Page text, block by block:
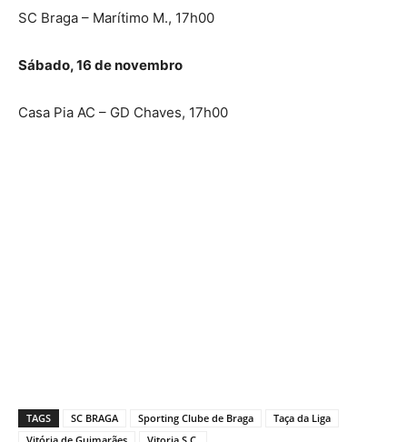
SC Braga – Marítimo M., 17h00
Sábado, 16 de novembro
Casa Pia AC – GD Chaves, 17h00
TAGS SC BRAGA Sporting Clube de Braga
Taça da Liga